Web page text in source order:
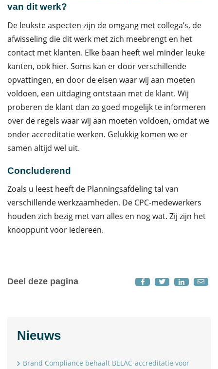
van dit werk?
De leukste aspecten zijn de omgang met collega’s, de
afwisseling die dit werk met zich meebrengt en het
contact met klanten. Elke baan heeft wel minder leuke
kanten, ook hier. Soms kan er door verschillende
opvattingen, en door de eisen waar wij aan moeten
voldoen, een uitdaging ontstaan met de klant. Wij
proberen de klant dan zo goed mogelijk te informeren
over de regels waar wij aan moeten voldoen, omdat we
onder accreditatie werken. Gelukkig komen we er
samen altijd wel uit.
Concluderend
Zoals u leest heeft de Planningsafdeling tal van
verschillende werkzaamheden. De CPC-medewerkers
houden zich bezig met van alles en nog wat. Zij zijn het
knooppunt voor iedereen.
Deel deze pagina
Nieuws
Brand Compliance behaalt BELAC-accreditatie voor